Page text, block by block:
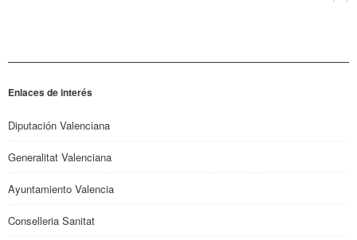
Enlaces de interés
Diputación Valenciana
Generalitat Valenciana
Ayuntamiento Valencia
Conselleria Sanitat